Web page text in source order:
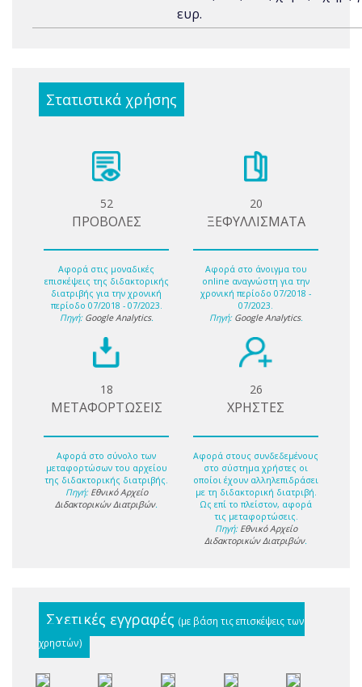
ευρ.
Στατιστικά χρήσης
52
ΠΡΟΒΟΛΕΣ
Αφορά στις μοναδικές
επισκέψεις της διδακτορικής
διατριβής για την χρονική
περίοδο 07/2018 - 07/2023.
Πηγή: Google Analytics.
20
ΞΕΦΥΛΛΙΣΜΑΤΑ
Αφορά στο άνοιγμα του
online αναγνώστη για την
χρονική περίοδο 07/2018 -
07/2023.
Πηγή: Google Analytics.
18
ΜΕΤΑΦΟΡΤΩΣΕΙΣ
Αφορά στο σύνολο των
μεταφορτώσων του αρχείου
της διδακτορικής διατριβής.
Πηγή: Εθνικό Αρχείο
Διδακτορικών Διατριβών.
26
ΧΡΗΣΤΕΣ
Αφορά στους συνδεδεμένους
στο σύστημα χρήστες οι
οποίοι έχουν αλληλεπιδράσει
με τη διδακτορική διατριβή.
Ως επί το πλείστον, αφορά
τις μεταφορτώσεις.
Πηγή: Εθνικό Αρχείο
Διδακτορικών Διατριβών.
Σχετικές εγγραφές (με βάση τις επισκέψεις των
χρηστών)